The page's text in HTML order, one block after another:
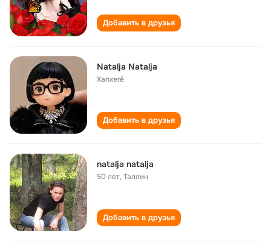
Добавить в друзья
Natalja Natalja
Xanxerê
Добавить в друзья
natalja natalja
50 лет,Таллин
Добавить в друзья